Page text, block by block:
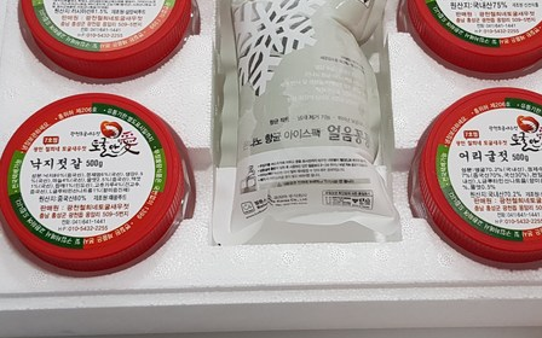
안
애
광
천
양
념
젓
갈
선
물